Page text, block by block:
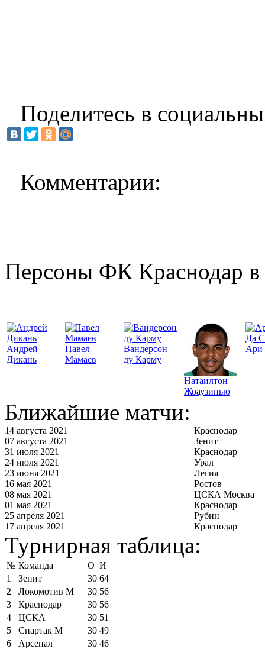
Поделитесь в
Комментарии:
Персоны ФК Краснодар в
Андрей
Дикань
Павел
Мамаев
Вандерсон
ду Карму
Натаилтон
Жоаузинью
Да
Ари
Ближайшие матчи:
14 августа 2021
Краснодар
07 августа 2021
Зенит
31 июля 2021
Краснодар
24 июля 2021
Урал
23 июня 2021
Легия
16 мая 2021
Ростов
08 мая 2021
ЦСКА Москва
01 мая 2021
Краснодар
25 апреля 2021
Рубин
17 апреля 2021
Краснодар
Турнирная таблица:
№ Команда О И
1
Зенит 30 64
2
Локомотив М 30 56
3
Краснодар 30 56
4
ЦСКА 30 51
5
Спартак М 30 49
6
Арсенал 30 46